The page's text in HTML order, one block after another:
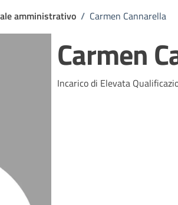
amministrativo / Carmen Cannarella
Carmen
Incarico di Elevata